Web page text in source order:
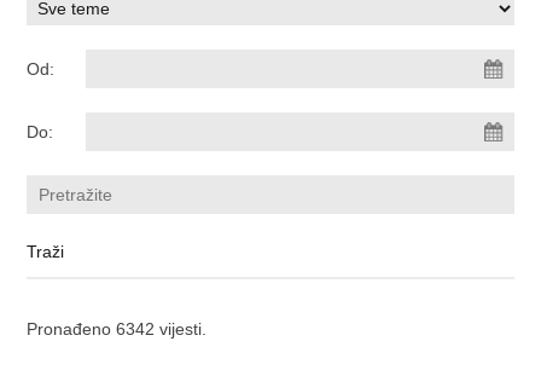
Od:
Do:
Pronađeno 6342 vijesti.